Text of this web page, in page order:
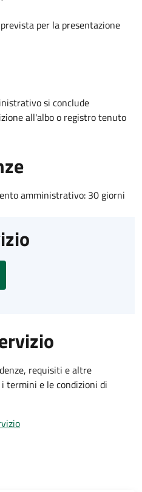
per la presentazione
si conclude
all'albo o registro tenuto
amministrativo: 30 giorni
requisiti e altre
termini e le condizioni di